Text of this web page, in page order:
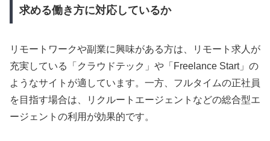
求める働き方に対応しているか
リモートワークや副業に興味がある方は、リモート求人が
充実している「クラウドテック」や「Freelance Start」の
ようなサイトが適しています。一方、フルタイムの正社員
を目指す場合は、リクルートエージェントなどの総合型エ
ージェントの利用が効果的です。